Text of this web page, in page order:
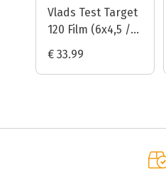
Vlads Test Target
120 Film (6x4,5 /
6x6 / 6x7)
€ 33.99